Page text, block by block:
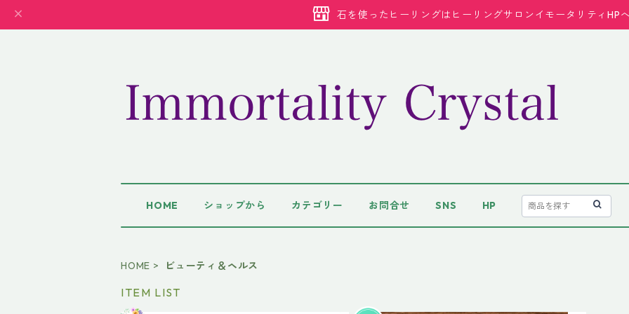
石を使ったヒーリングはヒーリングサロンイモータリティHP
HOME ショップから カテゴリー お問合せ SNS HP
HOME ビューティ＆ヘルス
ITEM LIST